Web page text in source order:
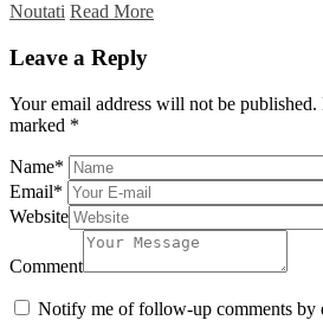
Noutati Read More
Leave a Reply
Your email address will not be published.
marked *
Name*
Email*
Website
Comment
Notify me of follow-up comments by